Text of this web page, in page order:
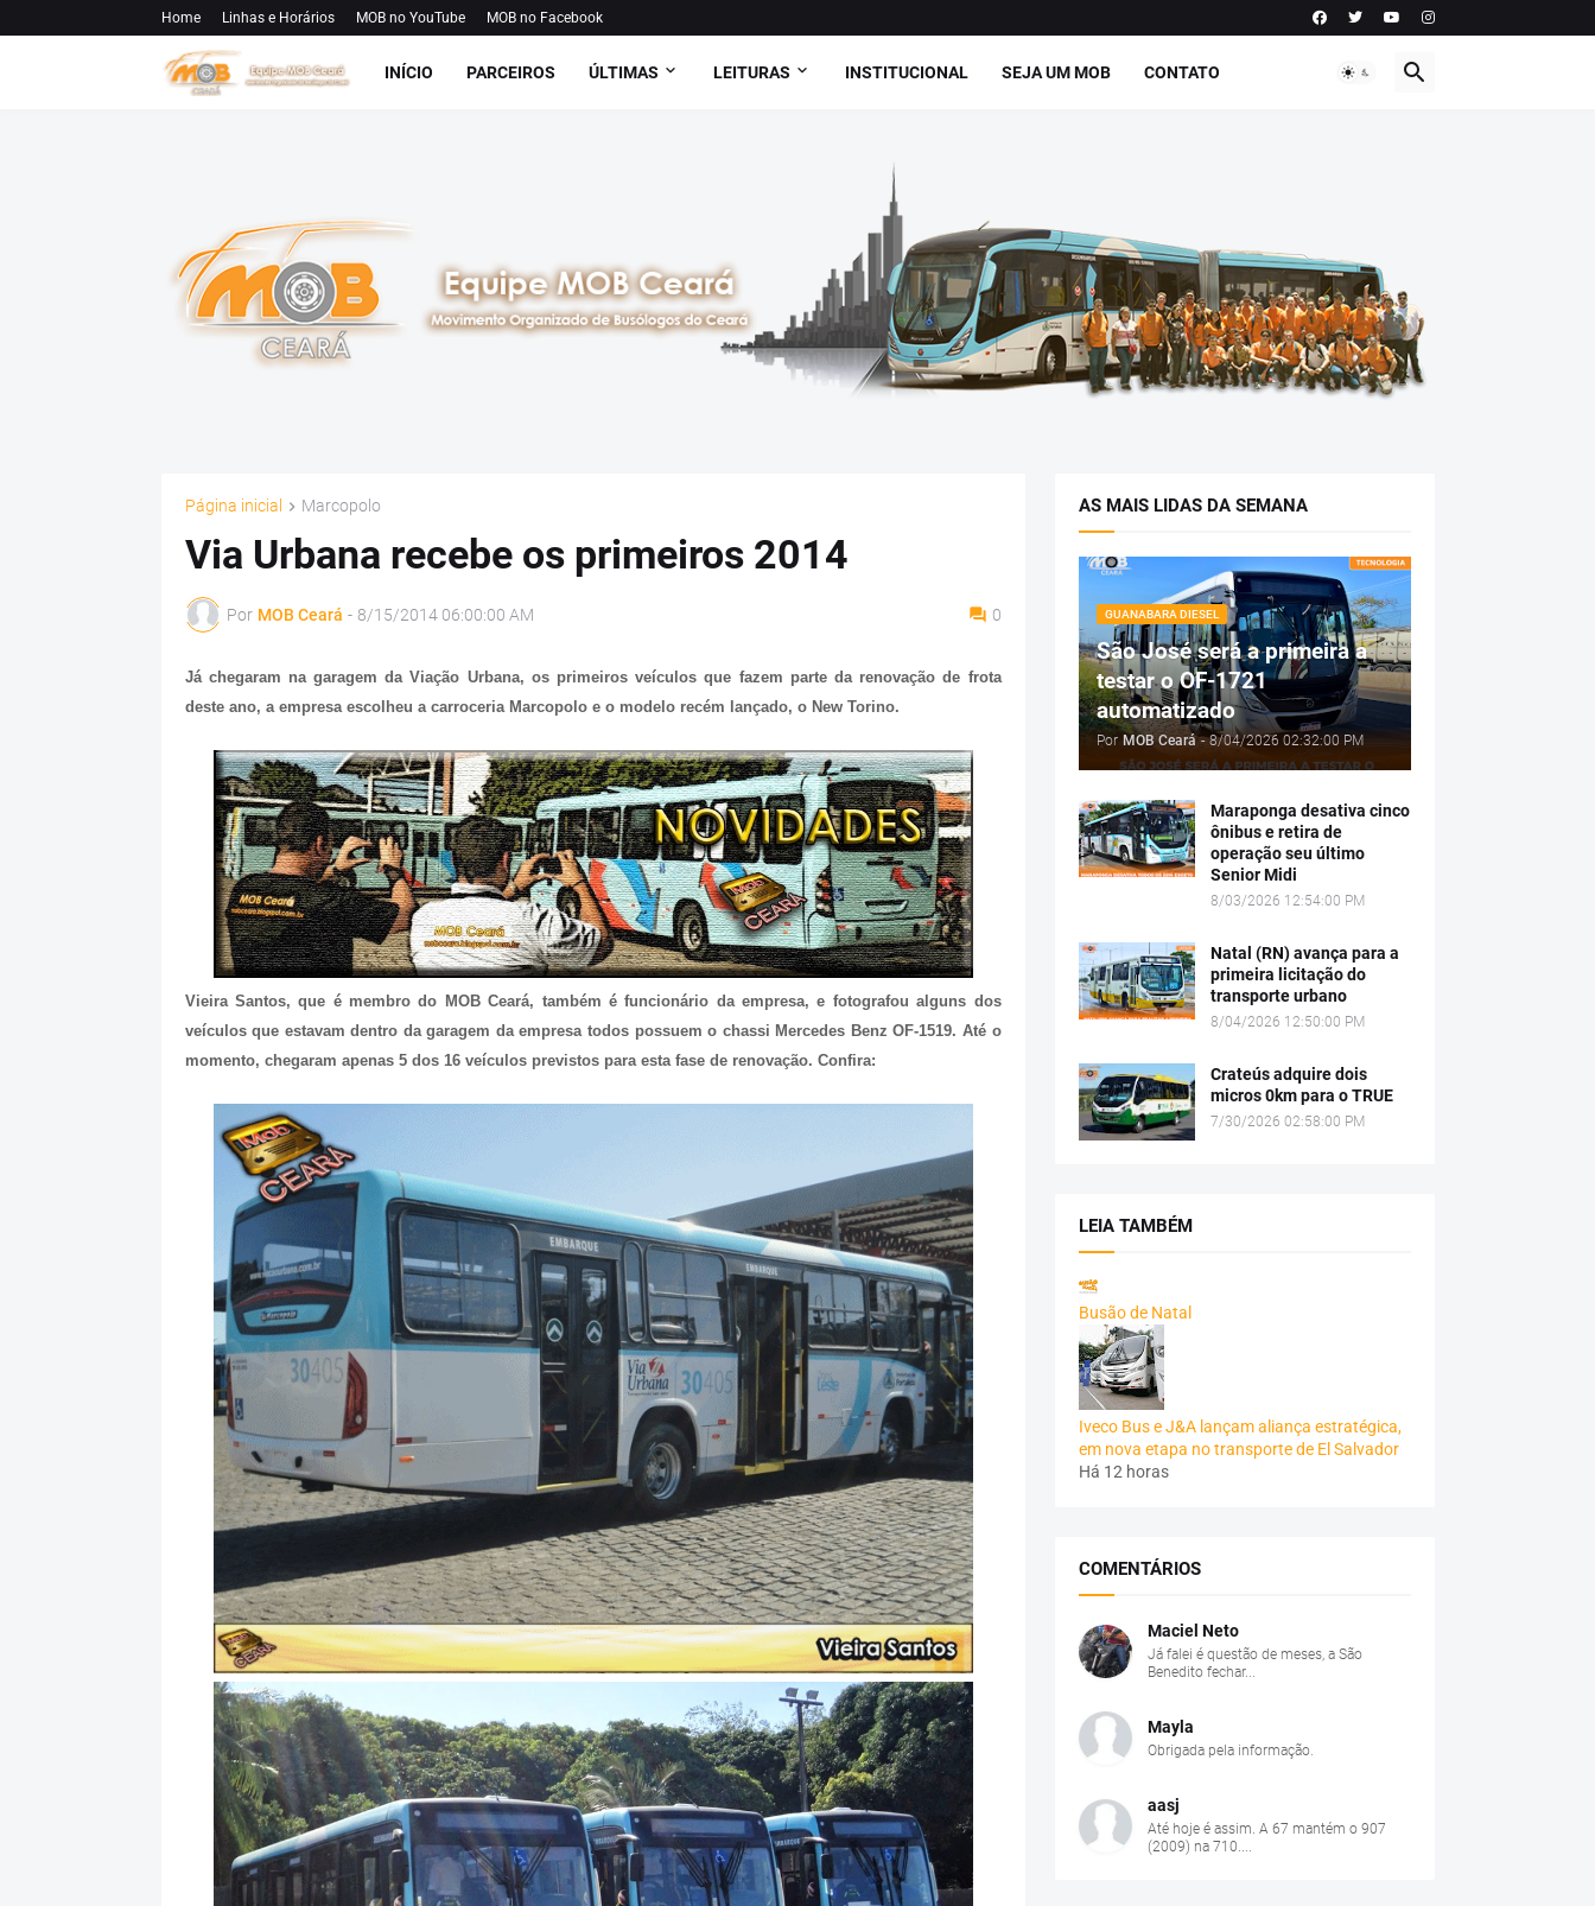
Home Linhas e Horários MOB no YouTube MOB no Facebook
INÍCIO PARCEIROS ÚLTIMAS LEITURAS INSTITUCIONAL SEJA UM MOB CONTATO
Página inicial Marcopolo
Via Urbana recebe os primeiros 2014
Por MOB Ceará - 8/15/2014 06:00:00 AM 0
Já chegaram na garagem da Viação Urbana, os primeiros veículos que fazem parte da renovação de frota
deste ano, a empresa escolheu a carroceria Marcopolo e o modelo recém lançado, o New Torino.
Vieira Santos, que é membro do MOB Ceará, também é funcionário da empresa, e fotografou alguns dos
veículos que estavam dentro da garagem da empresa todos possuem o chassi Mercedes Benz OF-1519. Até o
momento, chegaram apenas 5 dos 16 veículos previstos para esta fase de renovação. Confira:
AS MAIS LIDAS DA SEMANA
GUANABARA DIESEL
São José será a primeira a
testar o OF-1721
automatizado
Por MOB Ceará - 8/04/2026 02:32:00 PM
Maraponga desativa cinco
ônibus e retira de
operação seu último
Senior Midi
8/03/2026 12:54:00 PM
Natal (RN) avança para a
primeira licitação do
transporte urbano
8/04/2026 12:50:00 PM
Crateús adquire dois
micros 0km para o TRUE
7/30/2026 02:58:00 PM
LEIA TAMBÉM
Busão de Natal
Iveco Bus e J&A lançam aliança estratégica,
em nova etapa no transporte de El Salvador
Há 12 horas
COMENTÁRIOS
Maciel Neto
Já falei é questão de meses, a São
Benedito fechar...
Mayla
Obrigada pela informação.
aasj
Até hoje é assim. A 67 mantém o 907
(2009) na 710....